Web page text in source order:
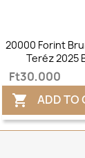
20000 Forint
Teréz 2025
Ft30,000
 ADD TO